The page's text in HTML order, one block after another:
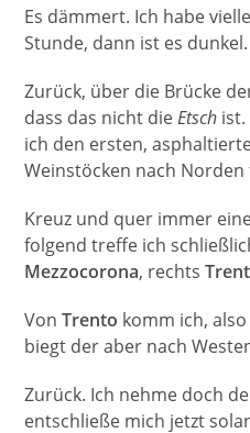
Es dämmert. Ich habe
Stunde, dann ist es dunkel.
Zurück, über die Brücke
dass das nicht dieEtsch ist.
ich den ersten,
Weinstöcken nach
Kreuz und quer immer
folgend treffe ich
Mezzocorona, rechts
VonTrento komm ich, also
biegt der aber nach
Zurück. Ich nehme doch
entschließe mich jetzt